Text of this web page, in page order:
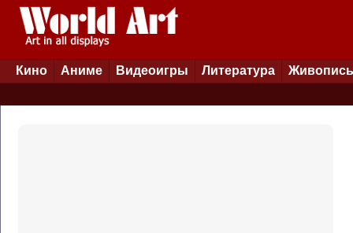
Кино Аниме Видеоигры Литература Живопись